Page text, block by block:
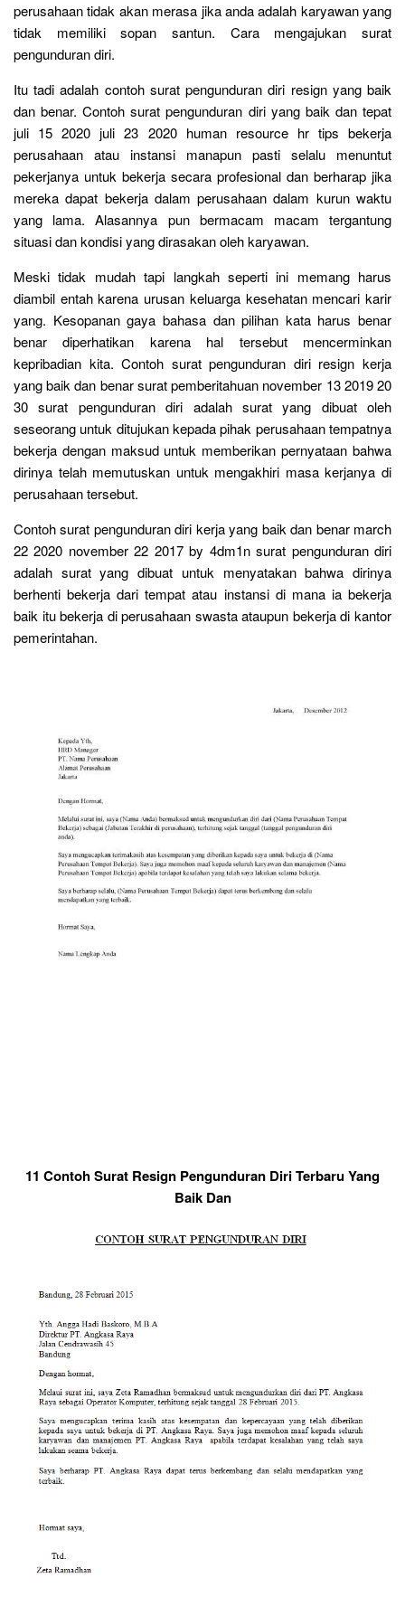
perusahaan tidak akan merasa jika anda adalah karyawan yang
tidak memiliki sopan santun. Cara mengajukan surat
pengunduran diri.
Itu tadi adalah contoh surat pengunduran diri resign yang baik
dan benar. Contoh surat pengunduran diri yang baik dan tepat
juli 15 2020 juli 23 2020 human resource hr tips bekerja
perusahaan atau instansi manapun pasti selalu menuntut
pekerjanya untuk bekerja secara profesional dan berharap jika
mereka dapat bekerja dalam perusahaan dalam kurun waktu
yang lama. Alasannya pun bermacam macam tergantung
situasi dan kondisi yang dirasakan oleh karyawan.
Meski tidak mudah tapi langkah seperti ini memang harus
diambil entah karena urusan keluarga kesehatan mencari karir
yang. Kesopanan gaya bahasa dan pilihan kata harus benar
benar diperhatikan karena hal tersebut mencerminkan
kepribadian kita. Contoh surat pengunduran diri resign kerja
yang baik dan benar surat pemberitahuan november 13 2019 20
30 surat pengunduran diri adalah surat yang dibuat oleh
seseorang untuk ditujukan kepada pihak perusahaan tempatnya
bekerja dengan maksud untuk memberikan pernyataan bahwa
dirinya telah memutuskan untuk mengakhiri masa kerjanya di
perusahaan tersebut.
Contoh surat pengunduran diri kerja yang baik dan benar march
22 2020 november 22 2017 by 4dm1n surat pengunduran diri
adalah surat yang dibuat untuk menyatakan bahwa dirinya
berhenti bekerja dari tempat atau instansi di mana ia bekerja
baik itu bekerja di perusahaan swasta ataupun bekerja di kantor
pemerintahan.
11 Contoh Surat Resign Pengunduran Diri Terbaru Yang
Baik Dan